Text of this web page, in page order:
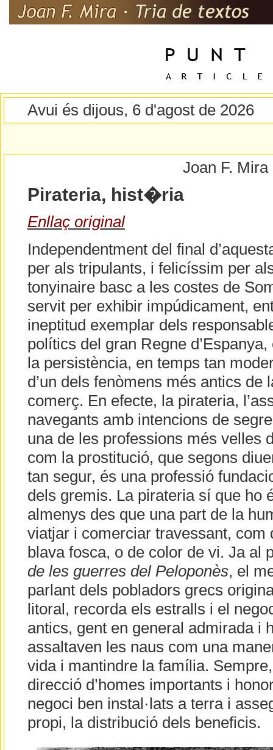
Avui és dijous, 6 d'agost de 2026
Joan F.
Pirateria, hist�ria
Enllaç original
Independentment del final
per als tripulants, i felicíssim per
tonyinaire basc a les costes de
servit per exhibir impúdicament,
ineptitud exemplar dels
polítics del gran Regne
la persistència, en temps tan
d’un dels fenòmens més antics de
comerç. En efecte, la pirateria,
navegants amb intencions de
una de les professions més velles
com la prostitució, que segons
tan segur, és una professió
dels gremis. La pirateria sí que ho
almenys des que una part de la
viatjar i comerciar travessant, com
blava fosca, o de color de vi. Ja al
de les guerres del Peloponès, el
parlant dels pobladors grecs
litoral, recorda els estralls i el
antics, gent en general admirada i
assaltaven les naus com una
vida i mantindre la família.
direcció d’homes importants i
negoci ben instal·lats a terra i
propi, la distribució dels beneficis.